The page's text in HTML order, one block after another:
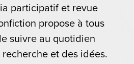
participatif et revue
propose à tous
suivre au quotidien
et des idées.